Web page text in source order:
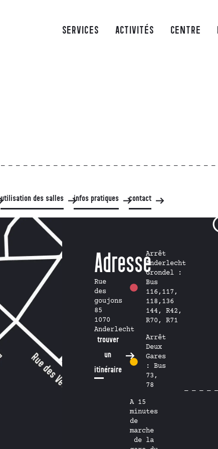
SERVICES ACTIVITÉS CENTRE
utilisation des salles infos pratiques contact
Adresse
Rue
des
goujons
85
1070
Anderlecht
trouver
un
itinéraire
Arrêt
Anderlecht
Grondel :
Bus
116,117,
118,136
144, R42,
R70, R71
Arrêt
Deux
Gares
: Bus
73,
78
A 15
minutes
de
marche
de la